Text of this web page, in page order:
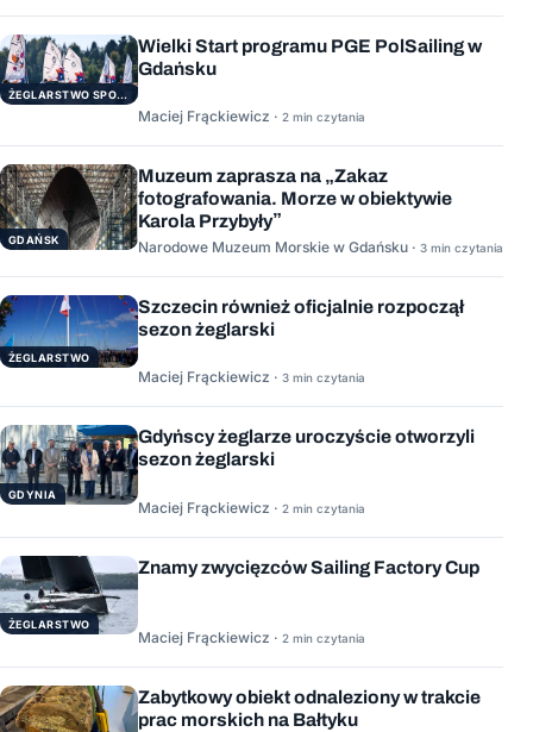
ŻEGLARSTWO SPORTOWE
Wielki Start programu PGE PolSailing w
Gdańsku
Maciej Frąckiewicz · 2 min czytania
GDAŃSK
Muzeum zaprasza na „Zakaz
fotografowania. Morze w obiektywie
Karola Przybyły”
Narodowe Muzeum Morskie w Gdańsku · 3 min czytania
ŻEGLARSTWO
Szczecin również oficjalnie rozpoczął
sezon żeglarski
Maciej Frąckiewicz · 3 min czytania
GDYNIA
Gdyńscy żeglarze uroczyście otworzyli
sezon żeglarski
Maciej Frąckiewicz · 2 min czytania
ŻEGLARSTWO
Znamy zwycięzców Sailing Factory Cup
Maciej Frąckiewicz · 2 min czytania
Zabytkowy obiekt odnaleziony w trakcie
prac morskich na Bałtyku